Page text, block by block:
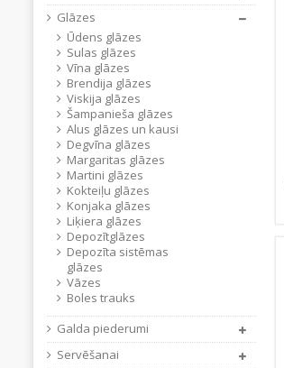
Glāzes
Ūdens glāzes
Sulas glāzes
Vīna glāzes
Brendija glāzes
Viskija glāzes
Šampanieša glāzes
Alus glāzes un kausi
Degvīna glāzes
Margaritas glāzes
Martini glāzes
Kokteiļu glāzes
Konjaka glāzes
Liķiera glāzes
Depozītglāzes
Depozīta sistēmas
glāzes
Vāzes
Boles trauks
Galda piederumi
Servēšanai